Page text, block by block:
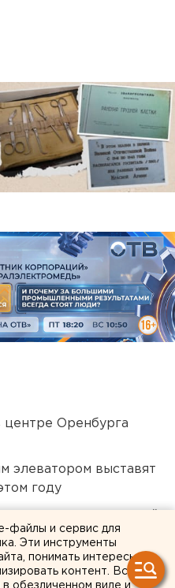
Оренбурга
элеватором выставят
году
казни в России сочли
файлы и сервис для
Эти инструменты
понимать интересы
контент. Вся
обезличенном виде и